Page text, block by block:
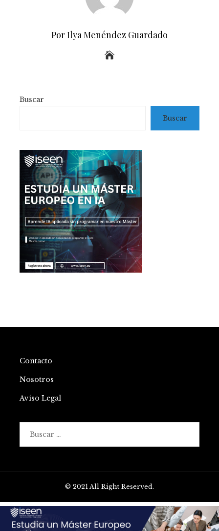
Por Ilya Menéndez Guardado
Buscar
Buscar
Contacto
Nosotros
Aviso Legal
© 2021 All Right Reserved.